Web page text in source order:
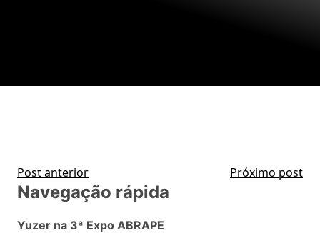
Post anterior Próximo post
Navegação rápida
Yuzer na 3ª Expo ABRAPE